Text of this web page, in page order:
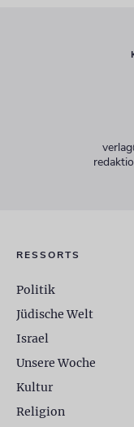
RESSORTS
Politik
Jüdische Welt
Israel
Unsere Woche
Kultur
Religion